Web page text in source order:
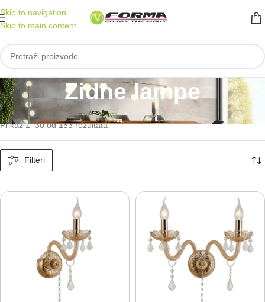
Skip to navigation
Skip to main content
Zidne lampe
Početna/ Dekorativna rasveta/ Zidne lampe
Prikaz 1–30 od 153 rezultata
Filteri